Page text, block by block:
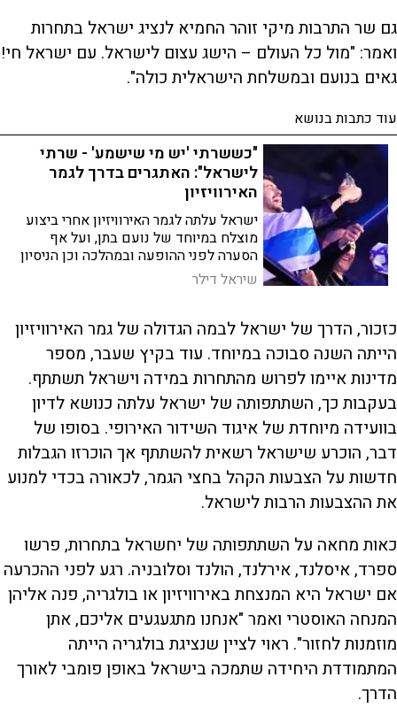
גם שר התרבות מיקי זוהר החמיא לנציג ישראל בתחרות
ואמר: "מול כל העולם – הישג עצום לישראל. עם ישראל חי!
גאים בנועם ובמשלחת הישראלית כולה".
עוד כתבות בנושא
"כששרתי 'יש מי שישמע' - שרתי
לישראל": האתגרים בדרך לגמר
האירוויזיון
ישראל עלתה לגמר האירוויזיון אחרי ביצוע
מוצלח במיוחד של נועם בתן, ועל אף
הסערה לפני ההופעה ובמהלכה וכן הניסיון
לפגוע בסיכויי ההעפלה שלנו - הוא אמר כי
"לא נתתי לבוז להפריע לי, התמקדתי בדגלי
שיראל דילר
כזכור, הדרך של ישראל לבמה הגדולה של גמר האירוויזיון
הייתה השנה סבוכה במיוחד. עוד בקיץ שעבר, מספר
מדינות איימו לפרוש מהתחרות במידה וישראל תשתתף.
בעקבות כך, השתתפותה של ישראל עלתה כנושא לדיון
בוועידה מיוחדת של איגוד השידור האירופי. בסופו של
דבר, הוכרע שישראל רשאית להשתתף אך הוכרזו הגבלות
חדשות על הצבעות הקהל בחצי הגמר, לכאורה בכדי למנוע
את ההצבעות הרבות לישראל.
כאות מחאה על השתתפותה של יחשראל בתחרות, פרשו
ספרד, איסלנד, אירלנד, הולנד וסלובניה. רגע לפני ההכרעה
אם ישראל היא המנצחת באירוויזיון או בולגריה, פנה אליהן
המנחה האוסטרי ואמר "אנחנו מתגעגעים אליכם, אתן
מוזמנות לחזור". ראוי לציין שנציגת בולגריה הייתה
המתמודדת היחידה שתמכה בישראל באופן פומבי לאורך
הדרך.